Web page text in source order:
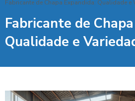
Fabricante de Chapa Expandida: Qualidade e
Fabricante de
Qualidade e